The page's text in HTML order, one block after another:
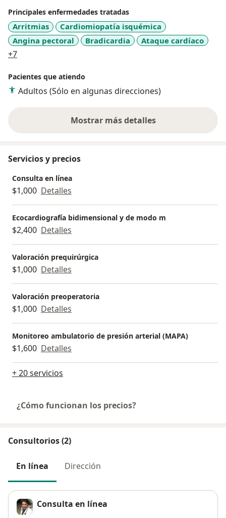
Principales enfermedades tratadas
Arritmias
Cardiomiopatía isquémica
Angina pectoral
Bradicardia Ataque cardíaco
+7a11y_sr_more_diseases
Pacientes que atiendo
Adultos (Sólo en algunas direcciones)
Mostrar más detalles
sobre la experiencia
Servicios y precios
Consulta en línea
$1,000 Detalles
Ecocardiografía bidimensional y de modo m
$2,400 Detalles
Valoración prequirúrgica
$1,000 Detalles
Valoración preoperatoria
$1,000 Detalles
Monitoreo ambulatorio de presión arterial (MAPA)
$1,600 Detalles
+ 20 servicios
¿Cómo funcionan los precios?
Consultorios (2)
En línea Dirección
Consulta en línea